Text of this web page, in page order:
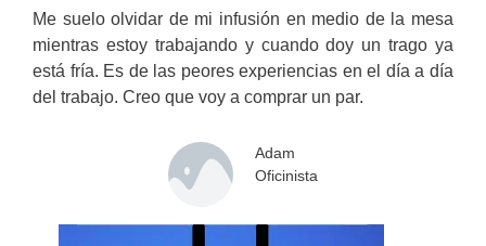
Me suelo olvidar de mi infusión en medio de la mesa
mientras estoy trabajando y cuando doy un trago ya
está fría. Es de las peores experiencias en el día a día
del trabajo. Creo que voy a comprar un par.
Adam
Oficinista